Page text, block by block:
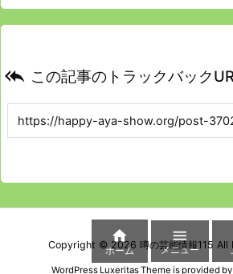
 この記事のトラックバック
Copyright ©2026 噂の芸能情報115 All
WordPress Luxeritas Theme is provided by

ホーム

メニュー